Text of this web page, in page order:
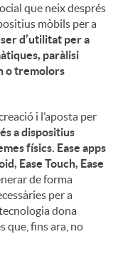
que neix després
mòbils per a
d’utilitat per a
paràlisi
o tremolors
i l’aposta per
a dispositius
físics. Ease apps
Ease Touch, Ease
de forma
per a
dona
que, fins ara, no